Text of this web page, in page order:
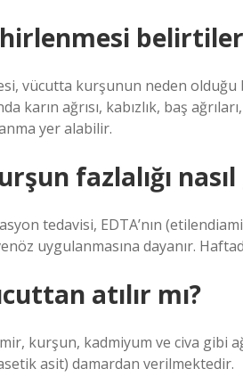
vücutta kurşunun neden olduğu
karın ağrısı, kabızlık, baş
yer alabilir.
fazlalığı nasıl
tedavisi, EDTA’nın
uygulanmasına dayanır.
atılır mı?
kurşun, kadmiyum ve civa gibi
asit) damardan verilmektedir.